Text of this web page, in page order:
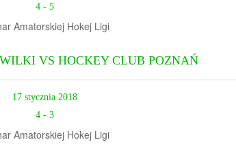
4 -5
Amatorskiej Hokej Ligi
VS HOCKEY CLUB POZNAŃ
17 stycznia 2018
4 -3
Amatorskiej Hokej Ligi